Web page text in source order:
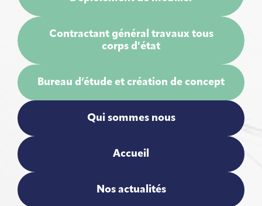
Contractant général travaux tous
corps d'état
Bureau d’étude et création de concept
Qui sommes nous
Accueil
Nos actualités